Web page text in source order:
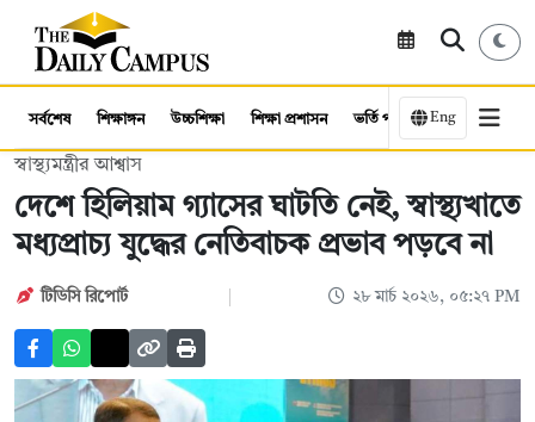
সর্বশেষ শিক্ষাঙ্গন উচ্চশিক্ষা শিক্ষা প্রশাসন ভর্তি পরীক্ষা কর্মসংস্থান
Eng
স্বাস্থ্যমন্ত্রীর আশ্বাস
দেশে হিলিয়াম গ্যাসের ঘাটতি নেই, স্বাস্থ্যখাতে
মধ্যপ্রাচ্য যুদ্ধের নেতিবাচক প্রভাব পড়বে না
টিডিসি রিপোর্ট ২৮ মার্চ ২০২৬, ০৫:২৭ PM